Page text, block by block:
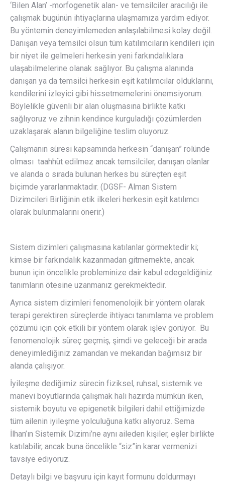
‘Bilen Alan’ -morfogenetik alan- ve temsilciler aracılığı ile
çalışmak bugünün ihtiyaçlarına ulaşmamıza yardım ediyor.
Bu yöntemin deneyimlemeden anlaşılabilmesi kolay değil.
Danışan veya temsilci olsun tüm katılımcıların kendileri için
bir niyet ile gelmeleri herkesin yeni farkındalıklara
ulaşabilmelerine olanak sağlıyor. Bu çalışma alanında
danışan ya da temsilci herkesin eşit katılımcılar olduklarını,
kendilerini izleyici gibi hissetmemelerini önemsiyorum.
Böylelikle güvenli bir alan oluşmasına birlikte katkı
sağlıyoruz ve zihnin kendince kurguladığı çözümlerden
uzaklaşarak alanın bilgeliğine teslim oluyoruz.
Çalışmanın süresi kapsamında herkesin “danışan” rolünde
olması taahhüt edilmez ancak temsilciler, danışan olanlar
ve alanda o sırada bulunan herkes bu süreçten eşit
biçimde yararlanmaktadır. (DGSF- Alman Sistem
Dizimcileri Birliğinin etik ilkeleri herkesin eşit katılımcı
olarak bulunmalarını önerir.)
Sistem dizimleri çalışmasına katılanlar görmektedir ki;
kimse bir farkındalık kazanmadan gitmemekte, ancak
bunun için öncelikle probleminize dair kabul edegeldiğiniz
tanımların ötesine uzanmanız gerekmektedir.
Ayrıca sistem dizimleri fenomenolojik bir yöntem olarak
terapi gerektiren süreçlerde ihtiyacı tanımlama ve problem
çözümü için çok etkili bir yöntem olarak işlev görüyor. Bu
fenomenolojik süreç geçmiş, şimdi ve geleceği bir arada
deneyimlediğiniz zamandan ve mekandan bağımsız bir
alanda çalışıyor.
İyileşme dediğimiz sürecin fiziksel, ruhsal, sistemik ve
manevi boyutlarında çalışmak hali hazırda mümkün iken,
sistemik boyutu ve epigenetik bilgileri dahil ettiğimizde
tüm ailenin iyileşme yolculuğuna katkı alıyoruz. Sema
İlhan’ın Sistemik Dizimi’ne aynı aileden kişiler, eşler birlikte
katılabilir, ancak buna öncelikle “siz”in karar vermenizi
tavsiye ediyoruz.
Detaylı bilgi ve başvuru için kayıt formunu doldurmayı